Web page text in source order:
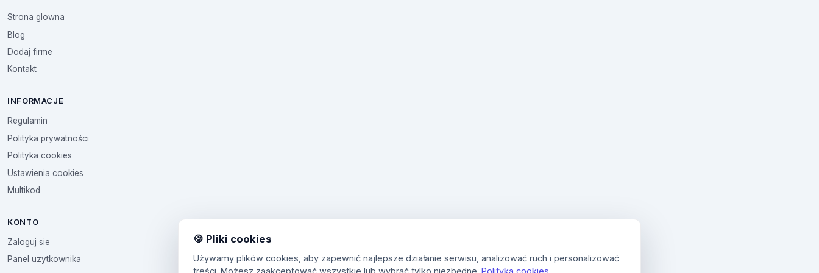
Strona glowna
Blog
Dodaj firme
Kontakt
INFORMACJE
Regulamin
Polityka prywatności
Polityka cookies
Ustawienia cookies
Multikod
KONTO
Zaloguj sie
Panel uzytkownika
🍪 Pliki cookies
Używamy plików cookies, aby zapewnić najlepsze działanie serwisu, analizować ruch i personalizować